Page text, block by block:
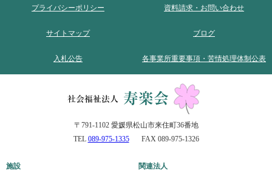
プライバシーポリシー 資料請求・お問い合わせ
サイトマップ ブログ
入札公告 各事業所重要事項・苦情処理体制公表
〒791-1102 愛媛県松山市来住町36番地
TEL 089-975-1335 FAX 089-975-1326
施設 関連法人